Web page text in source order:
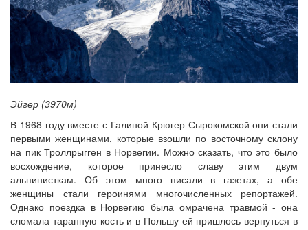
Эйгер (3970м)
В 1968 году вместе с Галиной Крюгер-Сырокомской они стали
первыми женщинами, которые взошли по восточному склону
на пик Троллрыгген в Норвегии. Можно сказать, что это было
восхождение, которое принесло славу этим двум
альпинисткам. Об этом много писали в газетах, а обе
женщины стали героинями многочисленных репортажей.
Однако поездка в Норвегию была омрачена травмой - она
сломала таранную кость и в Польшу ей пришлось вернуться в